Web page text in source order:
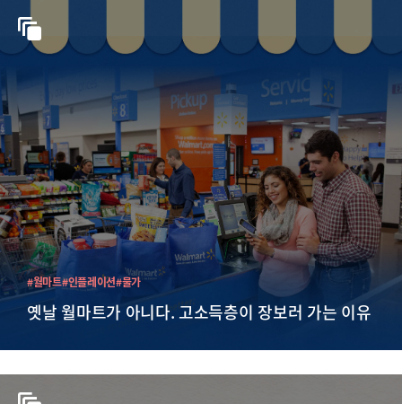
옛날 월마트가 아니다. 고소득층이 장보러 가는 이유
#월마트#인플레이션#물가